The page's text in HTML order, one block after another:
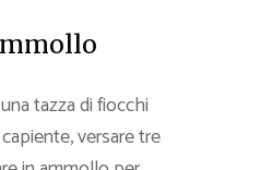
tazza di fiocchi
versare tre